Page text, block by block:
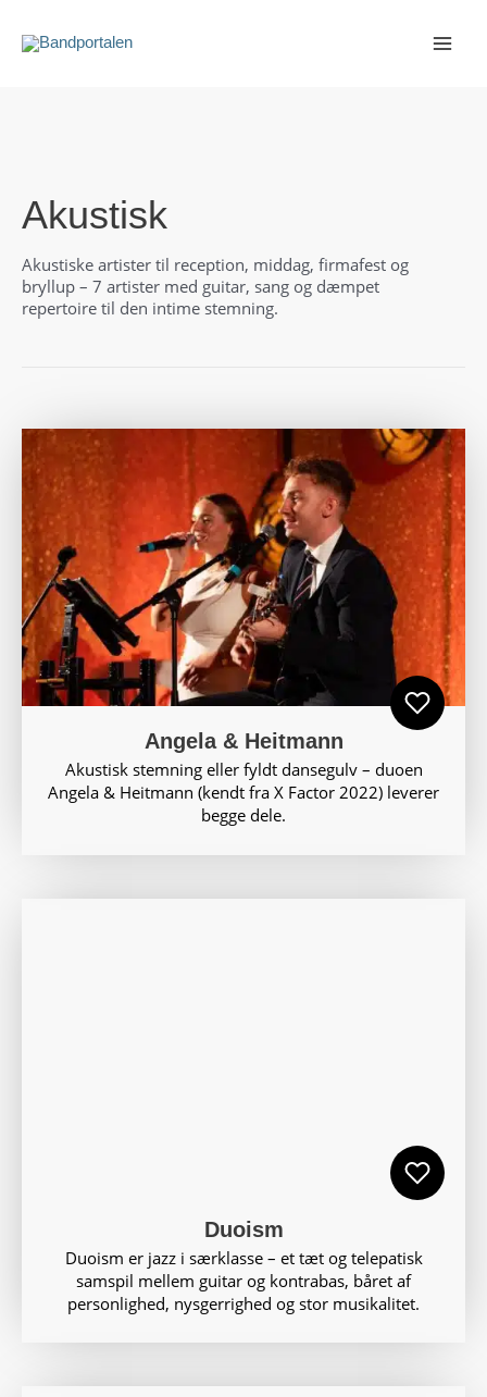
indholdet
Akustisk
Akustiske artister til reception, middag, firmafest og
bryllup – 7 artister med guitar, sang og dæmpet
repertoire til den intime stemning.
Angela & Heitmann
Akustisk stemning eller fyldt dansegulv – duoen
Angela & Heitmann (kendt fra X Factor 2022) leverer
begge dele.
Duoism
Duoism er jazz i særklasse – et tæt og telepatisk
samspil mellem guitar og kontrabas, båret af
personlighed, nysgerrighed og stor musikalitet.